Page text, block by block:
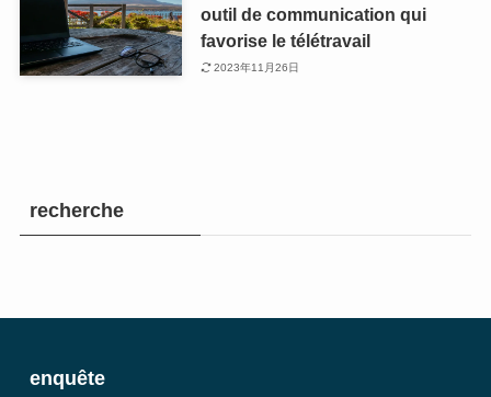
outil de communication qui
favorise le télétravail
2023年11月26日
recherche
enquête